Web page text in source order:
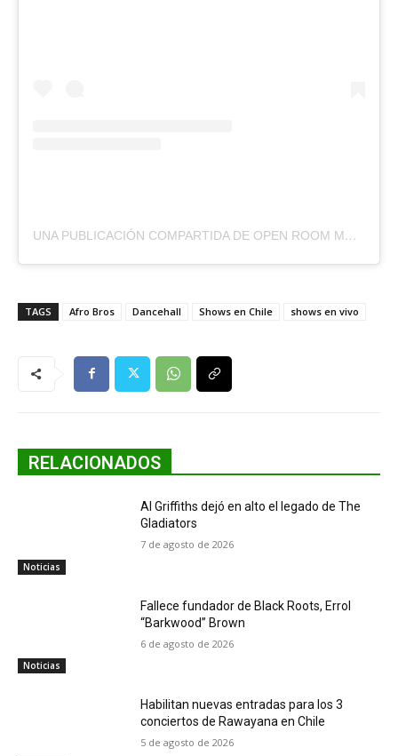
UNA PUBLICACIÓN COMPARTIDA DE OPEN ROOM MUSIC ® (@OPENROOMMUSIC_COM)
TAGS Afro Bros Dancehall Shows en Chile shows en vivo
RELACIONADOS
Noticias
Al Griffiths dejó en alto el legado de The
Gladiators
7 de agosto de 2026
Noticias
Fallece fundador de Black Roots, Errol
“Barkwood” Brown
6 de agosto de 2026
Habilitan nuevas entradas para los 3
conciertos de Rawayana en Chile
5 de agosto de 2026